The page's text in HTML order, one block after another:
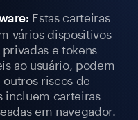
Estas carteiras
vários dispositivos
e tokens
ao usuário, podem
riscos de
incluem carteiras
em navegador.